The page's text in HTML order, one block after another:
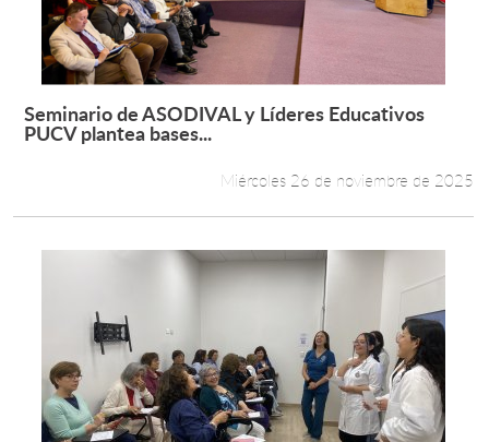
Leer más +
Seminario de ASODIVAL y Líderes Educativos
PUCV plantea bases...
Miércoles 26 de noviembre de 2025